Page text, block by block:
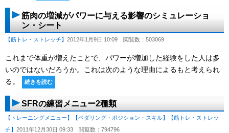
筋肉の増減がパワーに与える影響のシミュレーショ
ン・シート
【筋トレ・ストレッチ】 2012年1月9日 10:09 閲覧数：503069
これまで体重が増えたことで、パワーが増加した経験をした人は多
いのではないだろうか。これは次のような理由によるもと考えられ
る。
続きを読む
SFRの練習メニュー2種類
【トレーニングメニュー】 【ペダリング・ポジション・スキル】
【筋トレ・ストレッ
チ】 2011年12月30日 09:33 閲覧数：794796